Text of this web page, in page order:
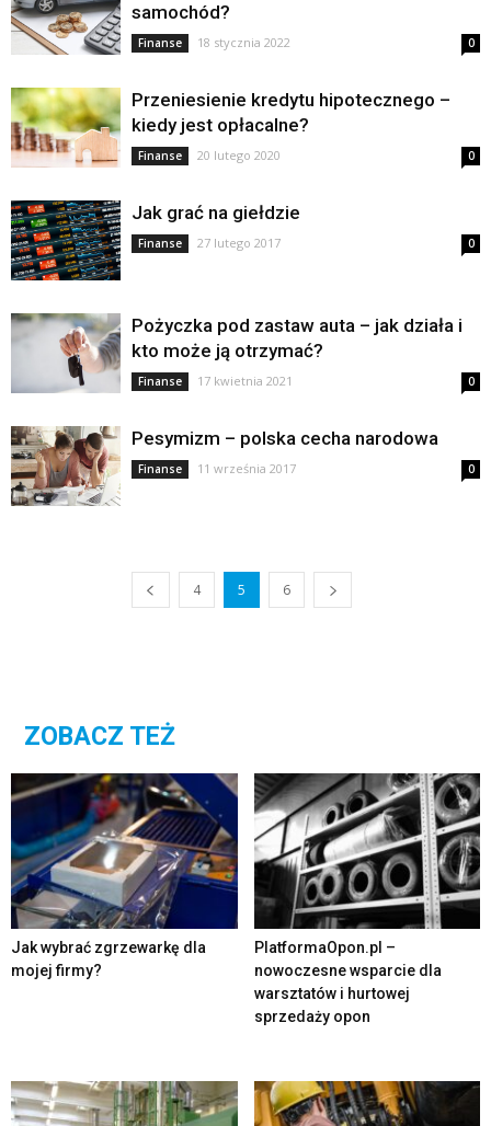
samochód?
Finanse 18 stycznia 2022 0
Przeniesienie kredytu hipotecznego –
kiedy jest opłacalne?
Finanse 20 lutego 2020 0
Jak grać na giełdzie
Finanse 27 lutego 2017 0
Pożyczka pod zastaw auta – jak działa i
kto może ją otrzymać?
Finanse 17 kwietnia 2021 0
Pesymizm – polska cecha narodowa
Finanse 11 września 2017 0
4 5 6
ZOBACZ TEŻ
Jak wybrać zgrzewarkę dla
mojej firmy?
PlatformaOpon.pl –
nowoczesne wsparcie dla
warsztatów i hurtowej
sprzedaży opon